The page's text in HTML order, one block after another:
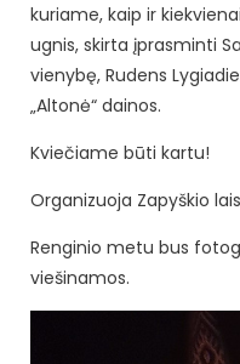
kuriame, kaip ir
ugnis, skirta įprasminti
vienybę, Rudens
„Altonė“ dainos.
Kviečiame būti kartu!
Organizuoja Zapyškio
Renginio metu bus
viešinamos.